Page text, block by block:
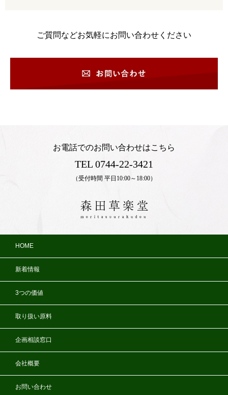
ご質問などお気軽にお問い合わせください
お電話でのお問い合わせはこちら
TEL 0744-22-3421
（受付時間 平日10:00～18:00）
HOME
新着情報
3つの価値
取り扱い原料
企画相談窓口
会社概要
お問い合わせ